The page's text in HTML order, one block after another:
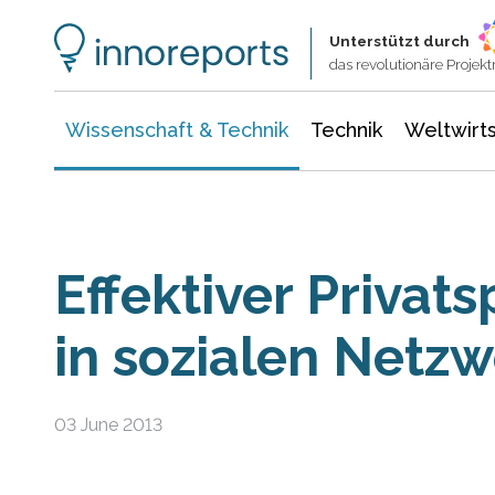
Unterstützt durch
das revolutionäre
Wissenschaft & Technik Technik
Effektiver
in sozialen
03 June 2013